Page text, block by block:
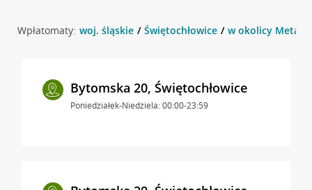
Wpłatomaty: woj. śląskie Świętochłowice w okolicy
Bytomska 20, Świętochłowice
Poniedziałek-Niedziela: 00:00-23:59